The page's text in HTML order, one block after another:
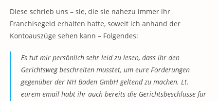
Diese schrieb uns – sie, die sie nahezu immer ihr
Franchisegeld erhalten hatte, soweit ich anhand der
Kontoauszüge sehen kann – Folgendes:
Es tut mir persönlich sehr leid zu lesen, dass ihr den
Gerichtsweg beschreiten musstet, um eure Forderungen
gegenüber der NH Baden GmbH geltend zu machen. Lt.
eurem email habt ihr auch bereits die Gerichtsbeschlüsse für